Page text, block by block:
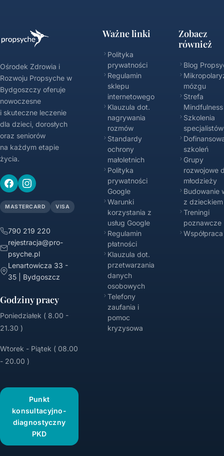
Ośrodek Zdrowia i
Rozwoju Propsyche w
Bydgoszczy oferuje
nowoczesne
i skuteczne leczenie
dla dzieci, dorosłych
oraz seniorów
na każdym etapie
życia.
MASTERCARD VISA
790 219 220
rejestracja@pro-
psyche.pl
Lenartowicza 33 -
35 | Bydgoszcz
Godziny pracy
Poniedziałek ( 8.00 -
21.30 )
Wtorek - Piątek ( 08.00
- 20.00 )
Punkt
konsultacyjno-
diagnostyczny
PKD
Ważne linki
Polityka
prywatności
Regulamin
sklepu
internetowego
Klauzula dot.
nagrywania
rozmów
Standardy
ochrony
małoletnich
Polityka
prywatności
Google
Warunki
korzystania z
usług Google
Regulamin
płatności
Klauzula dot.
przetwarzania
danych
osobowych
Telefony
zaufania i
pomoc
kryzysowa
Zobacz
również
Blog
mózgu
Strefa
Mindfulness
Szkolenia
specjalistów
szkoleń
Grupy
rozwojowe
młodzieży
Budowanie
z dzieckiem
Treningi
poznawcze
Współpraca